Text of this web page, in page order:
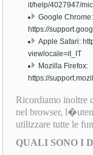
it/help/4027947/
Google Chrome:
https://
Apple Safari:
viewlocale=it_IT
Mozilla Firefox:
https://
Ricordiamo inoltre
nel browser,
utilizzare tutte le
QUALI SONO I